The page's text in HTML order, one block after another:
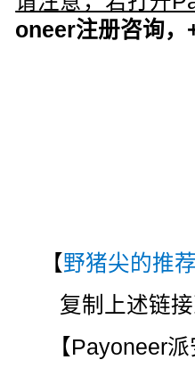
oneer注册咨询
【野猪尖的推
复制上述链
【Payoneer